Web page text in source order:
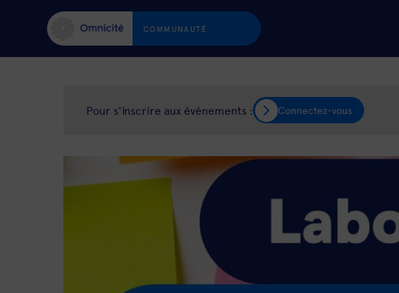
COMMUNAUTÉ
Pour s'inscrire aux événements : Connectez-vous